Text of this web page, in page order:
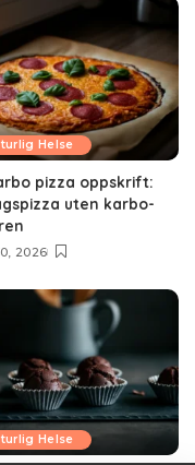
Helse
pizza oppskrift:
uten karbo-
2026
Helse